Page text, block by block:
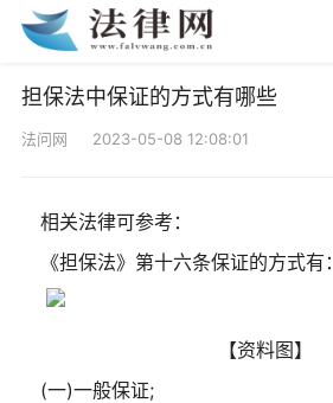
担保法中保证的方式有哪些
法问网 2023-05-08 12:08:01
相关法律可参考：
《担保法》第十六条保证的方式有：
【资料图】
(一)一般保证;